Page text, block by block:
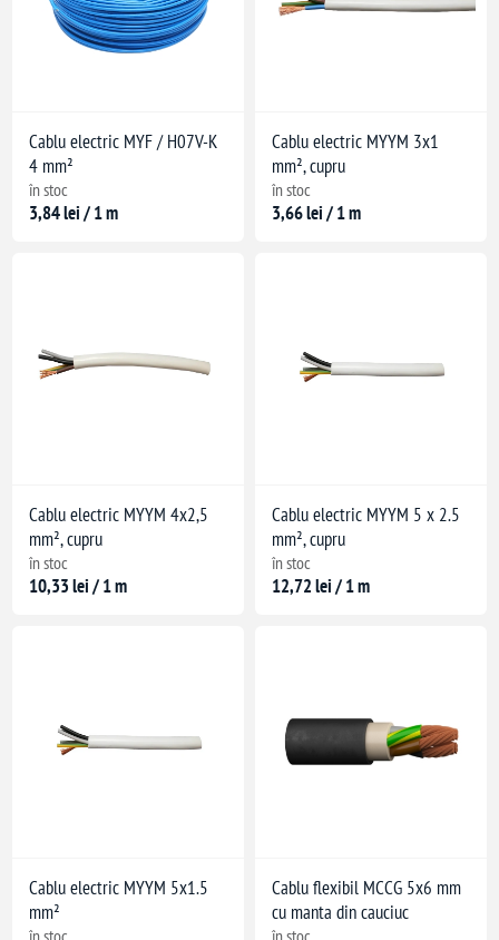
Cablu electric MYF / H07V-K
4 mm²
în stoc
3,84 lei / 1 m
Cablu electric MYYM 3x1
mm², cupru
în stoc
3,66 lei / 1 m
Cablu electric MYYM 4x2,5
mm², cupru
în stoc
10,33 lei / 1 m
Cablu electric MYYM 5 x 2.5
mm², cupru
în stoc
12,72 lei / 1 m
Cablu electric MYYM 5x1.5
mm²
în stoc
Cablu flexibil MCCG 5x6 mm
cu manta din cauciuc
în stoc